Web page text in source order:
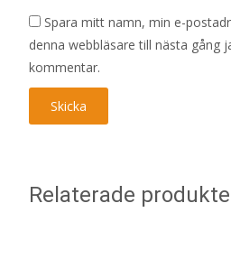
Spara mitt namn, min e-
denna webbläsare till nästa gång
kommentar.
Relaterade